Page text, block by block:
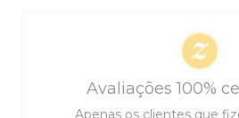
Avaliações 100%
Apenas os clientes que